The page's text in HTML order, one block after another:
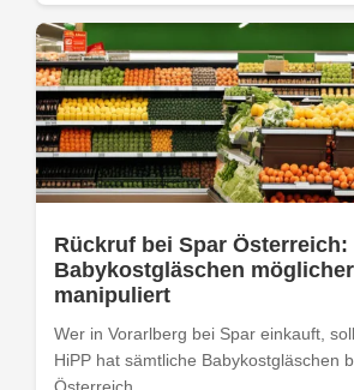
Rückruf bei Spar Österreich:
Babykostgläschen
manipuliert
Wer in Vorarlberg bei Spar einkauft,
HiPP hat sämtliche Babykostgläschen